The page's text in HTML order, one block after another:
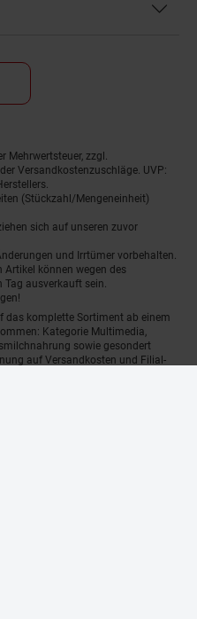
Mehrwertsteuer, zzgl.
Versandkostenzuschläge. UVP:
(Stückzahl/Mengeneinheit)
sich auf unseren zuvor
und Irrtümer vorbehalten.
können wegen des
Tag ausverkauft sein.
das komplette Sortiment ab einem
Kategorie Multimedia,
sowie gesondert
auf Versandkosten und Filial-